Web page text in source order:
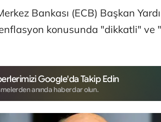
Bankası (ECB) Başkan
konusunda "dikkatli" ve
Google'da Takip Edin
anında haberdar olun.